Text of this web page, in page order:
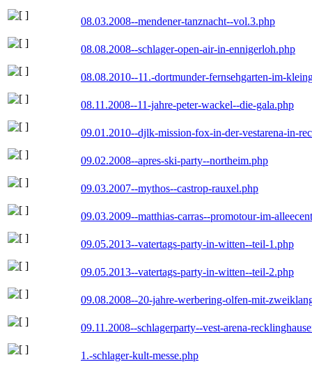
08.03.2008--mendener-tanznacht--vol.3.php
08.08.2008--schlager-open-air-in-ennigerloh.php
08.08.2010--11.-dortmunder-fernsehgarten-im-
08.11.2008--11-jahre-peter-wackel--die-gala.php
09.01.2010--djlk-mission-fox-in-der-vestarena-in-
09.02.2008--apres-ski-party--northeim.php
09.03.2007--mythos--castrop-rauxel.php
09.03.2009--matthias-carras--promotour-im-
09.05.2013--vatertags-party-in-witten--teil-1.php
09.05.2013--vatertags-party-in-witten--teil-2.php
09.08.2008--20-jahre-werbering-olfen-mit-
09.11.2008--schlagerparty--vest-arena-
1.-schlager-kult-messe.php